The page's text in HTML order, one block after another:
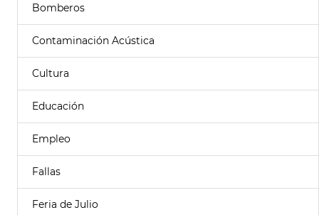
Bomberos
Contaminación Acústica
Cultura
Educación
Empleo
Fallas
Feria de Julio